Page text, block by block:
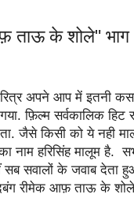
ताऊ के शोले"
अपने आप में इतनी
फ़िल्म सर्वकालिक हिट
जैसे किसी को ये नही
नाम हरिसिंह मालूम है.
सब सवालों के जवाब देता
दबंग रीमेक आफ़ ताऊ के